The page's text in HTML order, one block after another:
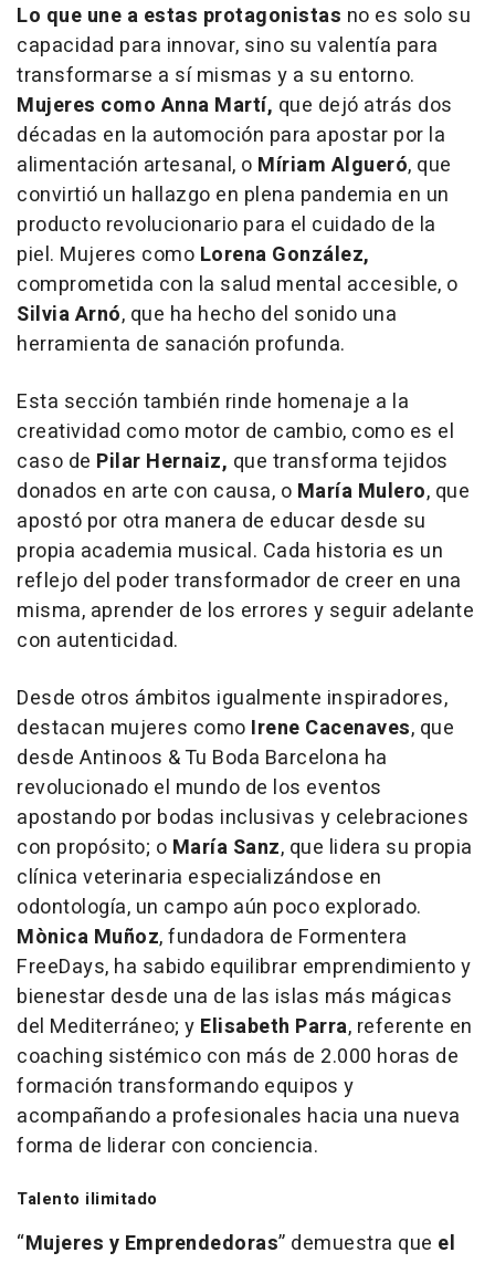
Lo que une a estas protagonistas no es solo su
capacidad para innovar, sino su valentía para
transformarse a sí mismas y a su entorno.
Mujeres como Anna Martí, que dejó atrás dos
décadas en la automoción para apostar por la
alimentación artesanal, o Míriam Algueró, que
convirtió un hallazgo en plena pandemia en un
producto revolucionario para el cuidado de la
piel. Mujeres como Lorena González,
comprometida con la salud mental accesible, o
Silvia Arnó, que ha hecho del sonido una
herramienta de sanación profunda.
Esta sección también rinde homenaje a la
creatividad como motor de cambio, como es el
caso de Pilar Hernaiz, que transforma tejidos
donados en arte con causa, o María Mulero, que
apostó por otra manera de educar desde su
propia academia musical. Cada historia es un
reflejo del poder transformador de creer en una
misma, aprender de los errores y seguir adelante
con autenticidad.
Desde otros ámbitos igualmente inspiradores,
destacan mujeres como Irene Cacenaves, que
desde Antinoos & Tu Boda Barcelona ha
revolucionado el mundo de los eventos
apostando por bodas inclusivas y celebraciones
con propósito; o María Sanz, que lidera su propia
clínica veterinaria especializándose en
odontología, un campo aún poco explorado.
Mònica Muñoz, fundadora de Formentera
FreeDays, ha sabido equilibrar emprendimiento y
bienestar desde una de las islas más mágicas
del Mediterráneo; y Elisabeth Parra, referente en
coaching sistémico con más de 2.000 horas de
formación transformando equipos y
acompañando a profesionales hacia una nueva
forma de liderar con conciencia.
Talento ilimitado
“Mujeres y Emprendedoras” demuestra que el